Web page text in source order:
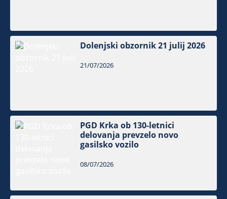
Dolenjski obzornik 21 julij 2026
21/07/2026
PGD Krka ob 130-letnici
delovanja prevzelo novo
gasilsko vozilo
08/07/2026